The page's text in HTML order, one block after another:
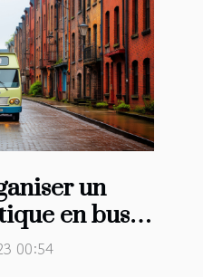
un
en bus
Lille
00:54